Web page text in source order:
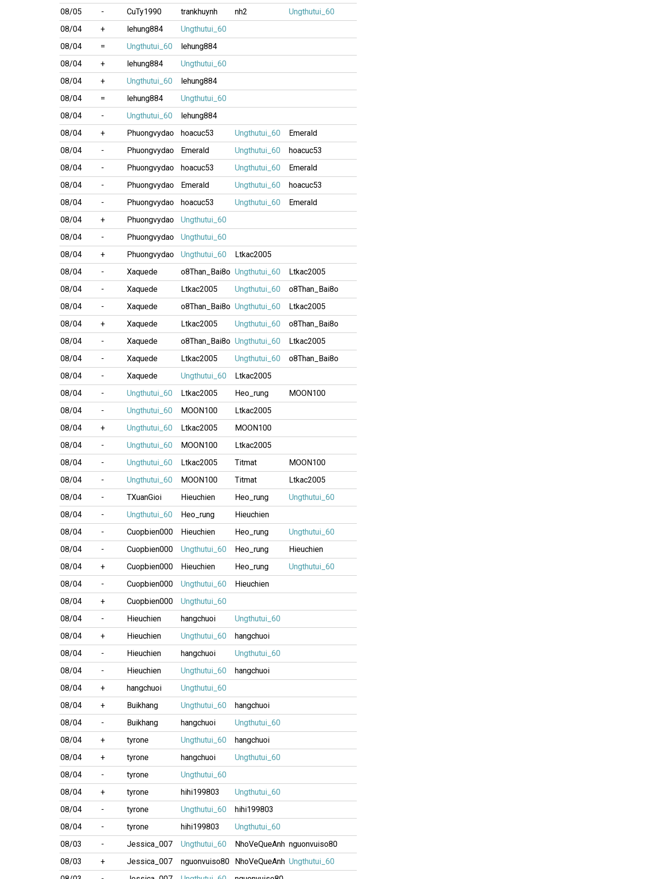
08/05
- CuTy1990 trankhuynh nh2
Ungthutui_60
08/04
+ lehung884
Ungthutui_60
08/04
= Ungthutui_60
lehung884
08/04
+ lehung884
Ungthutui_60
08/04
+ Ungthutui_60
lehung884
08/04
= lehung884
Ungthutui_60
08/04
- Ungthutui_60
lehung884
08/04
+ Phuongvydao hoacuc53 Ungthutui_60
Emerald
08/04
- Phuongvydao Emerald Ungthutui_60
hoacuc53
08/04
- Phuongvydao hoacuc53 Ungthutui_60
Emerald
08/04
- Phuongvydao Emerald Ungthutui_60
hoacuc53
08/04
- Phuongvydao hoacuc53 Ungthutui_60
Emerald
08/04
+ Phuongvydao
Ungthutui_60
08/04
- Phuongvydao
Ungthutui_60
08/04
+ Phuongvydao Ungthutui_60
Ltkac2005
08/04
- Xaquede o8Than_Bai8o Ungthutui_60
Ltkac2005
08/04
- Xaquede Ltkac2005 Ungthutui_60
o8Than_Bai8o
08/04
- Xaquede o8Than_Bai8o Ungthutui_60
Ltkac2005
08/04
+ Xaquede Ltkac2005 Ungthutui_60
o8Than_Bai8o
08/04
- Xaquede o8Than_Bai8o Ungthutui_60
Ltkac2005
08/04
- Xaquede Ltkac2005 Ungthutui_60
o8Than_Bai8o
08/04
- Xaquede Ungthutui_60
Ltkac2005
08/04
- Ungthutui_60 Ltkac2005 Heo_rung
MOON100
08/04
- Ungthutui_60 MOON100
Ltkac2005
08/04
+ Ungthutui_60 Ltkac2005
MOON100
08/04
- Ungthutui_60 MOON100
Ltkac2005
08/04
- Ungthutui_60 Ltkac2005 Titmat
MOON100
08/04
- Ungthutui_60 MOON100 Titmat
Ltkac2005
08/04
- TXuanGioi Hieuchien Heo_rung
Ungthutui_60
08/04
- Ungthutui_60 Heo_rung
Hieuchien
08/04
- Cuopbien000 Hieuchien Heo_rung
Ungthutui_60
08/04
- Cuopbien000 Ungthutui_60 Heo_rung
Hieuchien
08/04
+ Cuopbien000 Hieuchien Heo_rung
Ungthutui_60
08/04
- Cuopbien000 Ungthutui_60
Hieuchien
08/04
+ Cuopbien000
Ungthutui_60
08/04
- Hieuchien hangchuoi
Ungthutui_60
08/04
+ Hieuchien Ungthutui_60
hangchuoi
08/04
- Hieuchien hangchuoi
Ungthutui_60
08/04
- Hieuchien Ungthutui_60
hangchuoi
08/04
+ hangchuoi
Ungthutui_60
08/04
+ Buikhang Ungthutui_60
hangchuoi
08/04
- Buikhang hangchuoi
Ungthutui_60
08/04
+ tyrone Ungthutui_60
hangchuoi
08/04
+ tyrone hangchuoi
Ungthutui_60
08/04
- tyrone
Ungthutui_60
08/04
+ tyrone hihi199803
Ungthutui_60
08/04
- tyrone Ungthutui_60
hihi199803
08/04
- tyrone hihi199803
Ungthutui_60
08/03
- Jessica_007 Ungthutui_60 NhoVeQueAnh nguonvuiso80
08/03
+ Jessica_007 nguonvuiso80 NhoVeQueAnh Ungthutui_60